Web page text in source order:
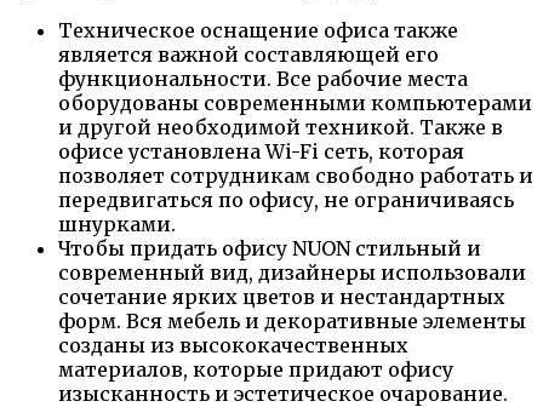
Техническое оснащение офиса также
является важной составляющей его
функциональности. Все рабочие места
оборудованы современными компьютерами
и другой необходимой техникой. Также в
офисе установлена Wi-Fi сеть, которая
позволяет сотрудникам свободно работать и
передвигаться по офису, не ограничиваясь
шнурками.
Чтобы придать офису NUON стильный и
современный вид, дизайнеры использовали
сочетание ярких цветов и нестандартных
форм. Вся мебель и декоративные элементы
созданы из высококачественных
материалов, которые придают офису
изысканность и эстетическое очарование.